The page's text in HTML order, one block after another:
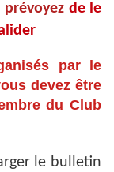
prévoyez de le
par le
devez être
du C lub
le bulletin